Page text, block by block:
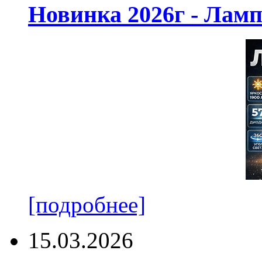
Новинка 2026г -
[подробнее]
15.03.2026